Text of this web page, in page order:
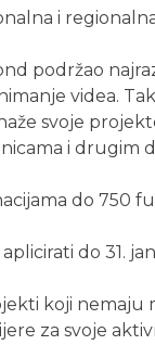
i
podržao
videa.
svoje
i drugim
do 750
do 31.
koji nemaju
za svoje